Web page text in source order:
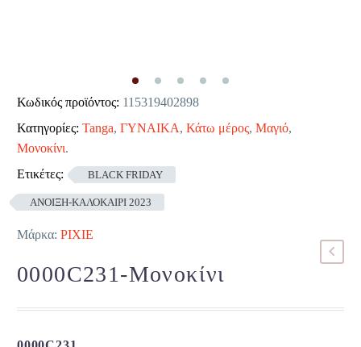
Κωδικός προϊόντος: 115319402898
Κατηγορίες: Tanga, ΓΥΝΑΙΚΑ, Κάτω μέρος, Μαγιό,
Μονοκίνι.
Ετικέτες:
BLACK FRIDAY
ΑΝΟΙΞΗ-ΚΑΛΟΚΑΙΡΙ 2023
Μάρκα: PIXIE
0000C231-Μονοκίνι